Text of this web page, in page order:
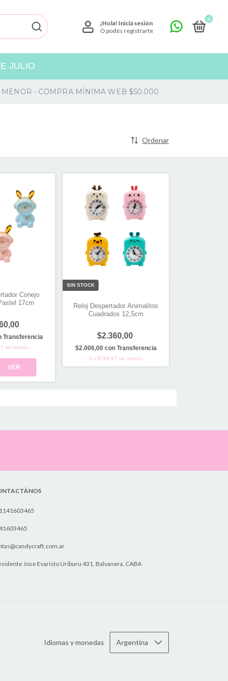
¡Hola! Iniciá sesión
O podés registrarte
0
JULIO
MENOR - COMPRA MÍNIMA WEB $50.000
Ordenar
Conejo
17cm
Transferencia
sin interés
VER
SIN STOCK
Reloj Despertador Animalitos
Cuadrados 12,5cm
$2.360,00
$2.006,00 con Transferencia
3 x $786,67 sin interés
Jose Evaristo Uriburu 431, Balvanera, CABA
Idiomas y monedas